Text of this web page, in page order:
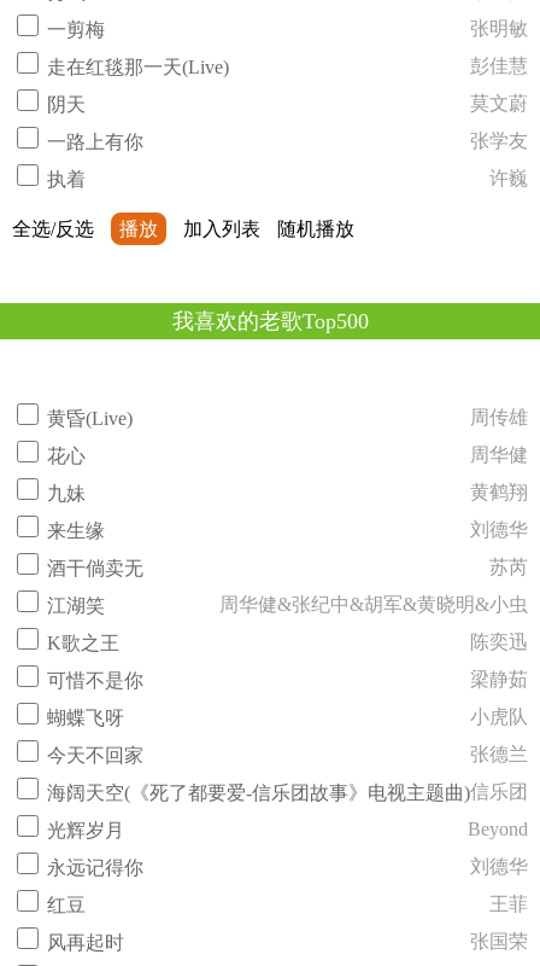
一剪梅
张明敏
走在红毯那一天(Live)
彭佳慧
阴天
莫文蔚
一路上有你
张学友
执着
许巍
全选/反选 播放 加入列表 随机播放
我喜欢的老歌Top500
黄昏(Live)
周传雄
花心
周华健
九妹
黄鹤翔
来生缘
刘德华
酒干倘卖无
苏芮
江湖笑
周华健&张纪中&胡军&黄晓明&小虫
K歌之王
陈奕迅
可惜不是你
梁静茹
蝴蝶飞呀
小虎队
今天不回家
张德兰
海阔天空(《死了都要爱-信乐团故事》电视主题曲)信乐团
光辉岁月
Beyond
永远记得你
刘德华
红豆
王菲
风再起时
张国荣